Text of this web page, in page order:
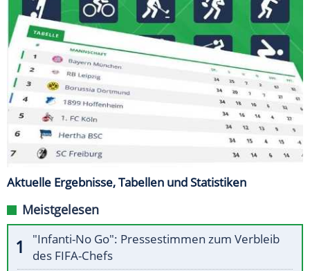
Aktuelle Ergebnisse, Tabellen und Statistiken
Meistgelesen
"Infanti-No Go": Pressestimmen zum Verbleib
des FIFA-Chefs